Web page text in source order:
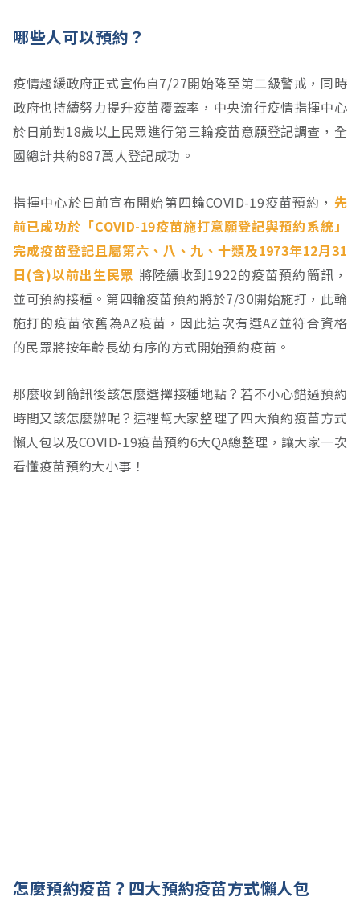
哪些人可以預約？
疫情趨緩政府正式宣佈自7/27開始降至第二級警戒，同時
政府也持續努力提升疫苗覆蓋率，中央流行疫情指揮中心
於日前對18歲以上民眾進行第三輪疫苗意願登記調查，全
國總計共約887萬人登記成功。
指揮中心於日前宣布開始第四輪COVID-19疫苗預約， 先
前已成功於「COVID-19疫苗施打意願登記與預約系統」
完成疫苗登記且屬第六、八、九、十類及1973年12月31
日(含)以前出生民眾 將陸續收到1922的疫苗預約簡訊，
並可預約接種。第四輪疫苗預約將於7/30開始施打，此輪
施打的疫苗依舊為AZ疫苗，因此這次有選AZ並符合資格
的民眾將按年齡長幼有序的方式開始預約疫苗。
那麼收到簡訊後該怎麼選擇接種地點？若不小心錯過預約
時間又該怎麼辦呢？這裡幫大家整理了四大預約疫苗方式
懶人包以及COVID-19疫苗預約6大QA總整理，讓大家一次
看懂疫苗預約大小事！
怎麼預約疫苗？四大預約疫苗方式懶人包